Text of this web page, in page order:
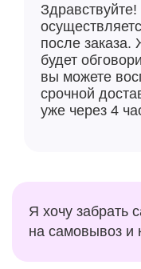
после
будет
вы можете
срочной
уже через 4
Я хочу забрать
на самовывоз и